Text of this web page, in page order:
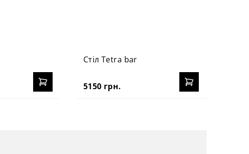
Стіл Tetra bar
5150 грн.